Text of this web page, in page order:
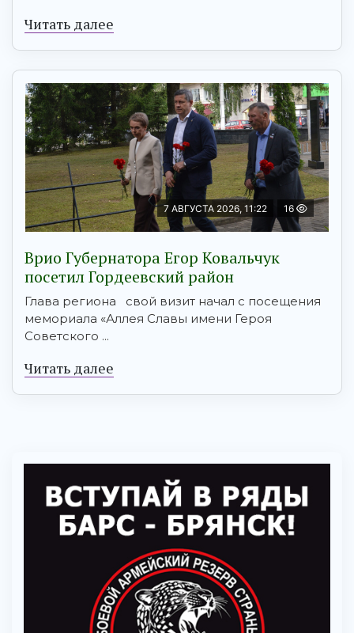
Читать далее
7 АВГУСТА 2026, 11:22 16
Врио Губернатора Егор Ковальчук
посетил Гордеевский район
Глава региона свой визит начал с посещения
мемориала «Аллея Славы имени Героя
Советского ...
Читать далее